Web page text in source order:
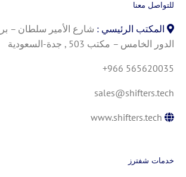
للتواصل معنا
المكتب الرئيسي : شارع الأمير سلطان –
الدور الخامس – مكتب 503 , جدة-السعودية
+966 565620035
sales@shifters.tech
www.shifters.tech
خدمات شفترز